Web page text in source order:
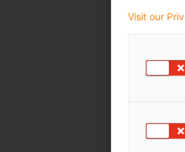
Visit our